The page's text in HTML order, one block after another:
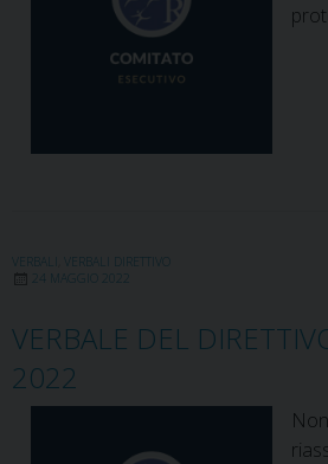
VERBALI
VERBALI DIRETTIVO
24 MAGGIO 2022
VERBALE DEL
2022